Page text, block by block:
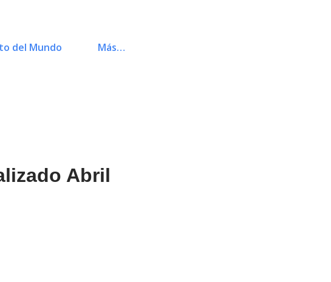
del Mundo Más…
Abril